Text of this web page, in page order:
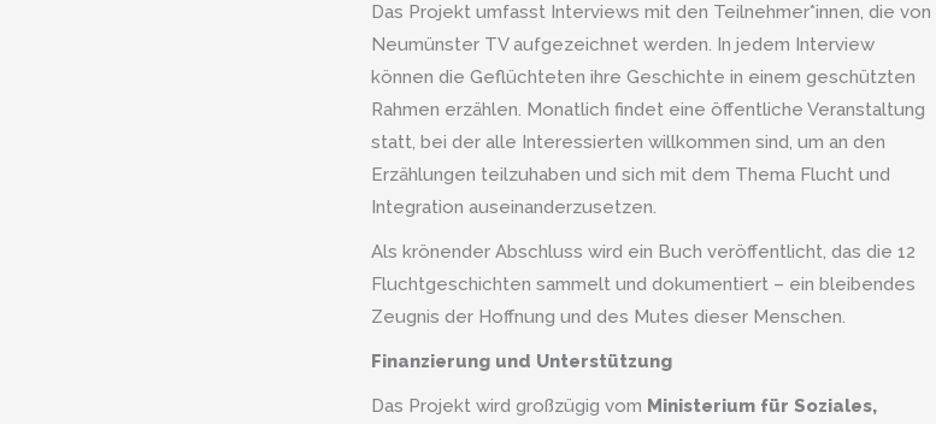
Das Projekt umfasst Interviews mit den Teilnehmer*innen, die von
Neumünster TV aufgezeichnet werden. In jedem Interview
können die Geflüchteten ihre Geschichte in einem geschützten
Rahmen erzählen. Monatlich findet eine öffentliche Veranstaltung
statt, bei der alle Interessierten willkommen sind, um an den
Erzählungen teilzuhaben und sich mit dem Thema Flucht und
Integration auseinanderzusetzen.
Als krönender Abschluss wird ein Buch veröffentlicht, das die 12
Fluchtgeschichten sammelt und dokumentiert – ein bleibendes
Zeugnis der Hoffnung und des Mutes dieser Menschen.
Finanzierung und Unterstützung
Das Projekt wird großzügig vom Ministerium für Soziales,